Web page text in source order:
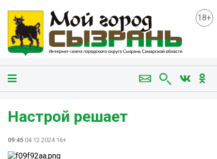
18+
Настрой решает
09:45 04.12.2024 16+